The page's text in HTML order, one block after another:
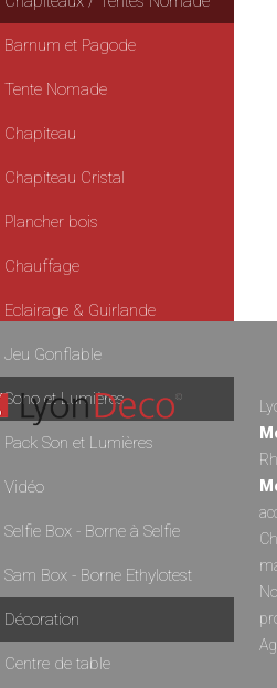
Barnum et Pagode
Nomade
Chapiteau Cristal
bois
Chauffage
& Guirlande
Jeu Gonflable
et Lumières
Son et Lumières
Vidéo
Box - Borne à Selfie
Box - Borne Ethylotest
de table